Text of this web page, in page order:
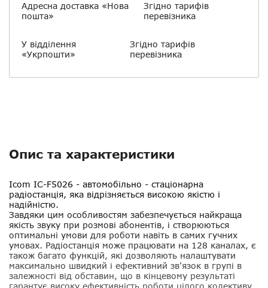
Адресна доставка «Нова
пошта»
Згідно тарифів
перевізника
У відділення
«Укрпошти»
Згідно тарифів
перевізника
Опис та характеристики
Icom IC-F5026 - автомобільно - стаціонарна
радіостанція, яка відрізняється високою якістю і
надійністю.
Завдяки цим особливостям забезпечується найкраща
якість звуку при розмові абонентів, і створюються
оптимальні умови для роботи навіть в самих гучних
умовах. Радіостанція може працювати на 128 каналах, є
також багато функцій, які дозволяють налаштувати
максимально швидкий і ефективний зв'язок в групі в
залежності від обставин, що в кінцевому результаті
гарантує високу ефективність роботи цілого колективу.